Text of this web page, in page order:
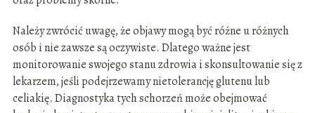
Należy zwrócić uwagę, że objawy mogą być różne u różnych
osób i nie zawsze są oczywiste. Dlatego ważne jest
monitorowanie swojego stanu zdrowia i skonsultowanie się z
lekarzem, jeśli podejrzewamy nietolerancję glutenu lub
celiakię. Diagnostyka tych schorzeń może obejmować